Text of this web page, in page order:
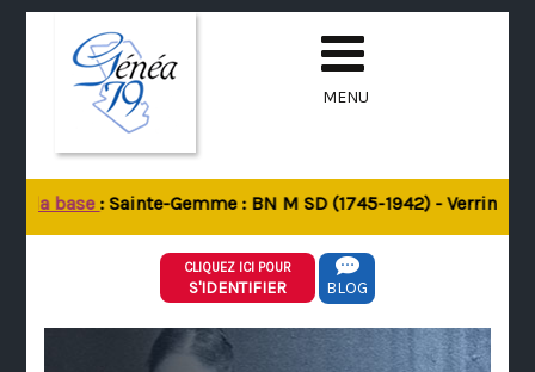
MENU
la base: Sainte-Gemme : BN M SD (1745-1942) - Verrines-
CLIQUEZ ICI POUR
S'IDENTIFIER BLOG